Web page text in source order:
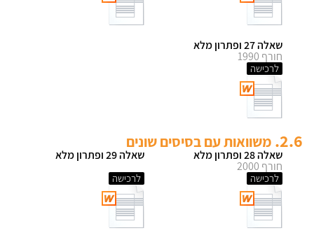
שאלה 27 ופתרון מלא
חורף 1990
לרכישה
2.6. משוואות עם בסיסים שונים
שאלה 28 ופתרון מלא
חורף 2000
לרכישה
שאלה 29 ופתרון מלא
לרכישה